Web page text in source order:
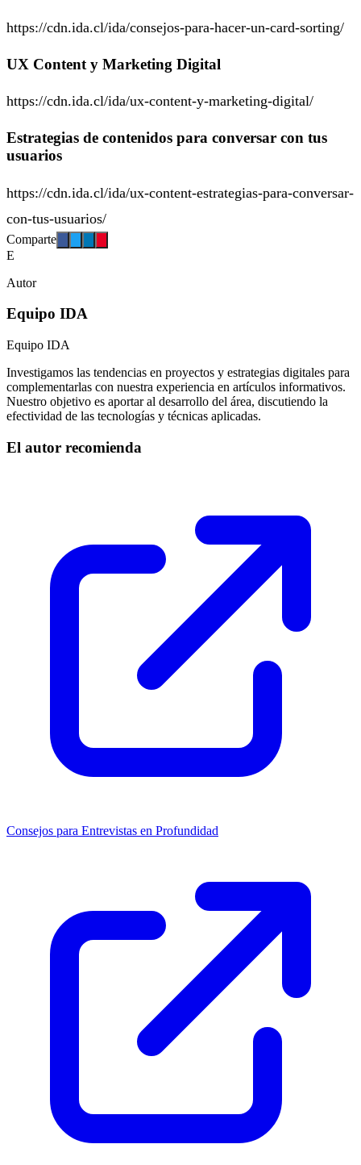
https://cdn.ida.cl/ida/consejos-para-hacer-un-card-sorting/
UX Content y Marketing Digital
https://cdn.ida.cl/ida/ux-content-y-marketing-digital/
Estrategias de contenidos para conversar con tus
usuarios
https://cdn.ida.cl/ida/ux-content-estrategias-para-conversar-
con-tus-usuarios/
Comparte
E
Autor
Equipo IDA
Equipo IDA
Investigamos las tendencias en proyectos y estrategias digitales para
complementarlas con nuestra experiencia en artículos informativos.
Nuestro objetivo es aportar al desarrollo del área, discutiendo la
efectividad de las tecnologías y técnicas aplicadas.
El autor recomienda
Consejos para Entrevistas en Profundidad